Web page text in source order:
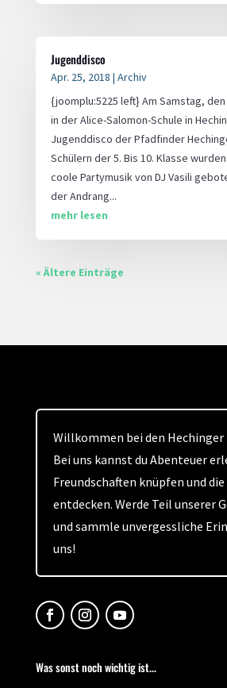
Jugenddisco
Apr. 25, 2018 | Archiv
{joomplu:5225 left} Am Samstag, den
in der Alice-Salomon-Schule in
Jugenddisco der Pfadfinder
Schülern der 5. Bis 10. Klasse
coole Partymusik von DJ Vasili
der Andrang...
mehr lesen
« Ältere Einträge
Willkommen bei den
Bei uns kannst du Abenteuer
Freundschaften knüpfen und
entdecken. Werde Teil unserer
und sammle unvergessliche
uns!
Was sonst noch wichtig ist...